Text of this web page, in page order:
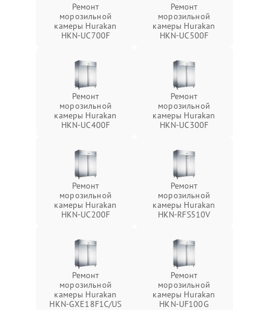
Ремонт
морозильной
камеры Hurakan
HKN-UC700F
Ремонт
морозильной
камеры Hurakan
HKN-UC500F
Ремонт
морозильной
камеры Hurakan
HKN-UC400F
Ремонт
морозильной
камеры Hurakan
HKN-UC300F
Ремонт
морозильной
камеры Hurakan
HKN-UC200F
Ремонт
морозильной
камеры Hurakan
HKN-RFS510V
Ремонт
морозильной
камеры Hurakan
HKN-GXE18F1C/US
Ремонт
морозильной
камеры Hurakan
HKN-UF100G